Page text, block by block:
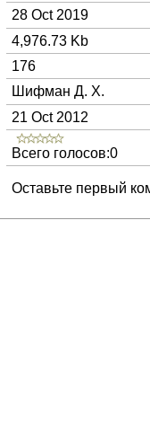
28 Oct 2019
4,976.73 Kb
176
Шифман Д. Х.
21 Oct 2012
Всего голосов:0
Оставьте первый